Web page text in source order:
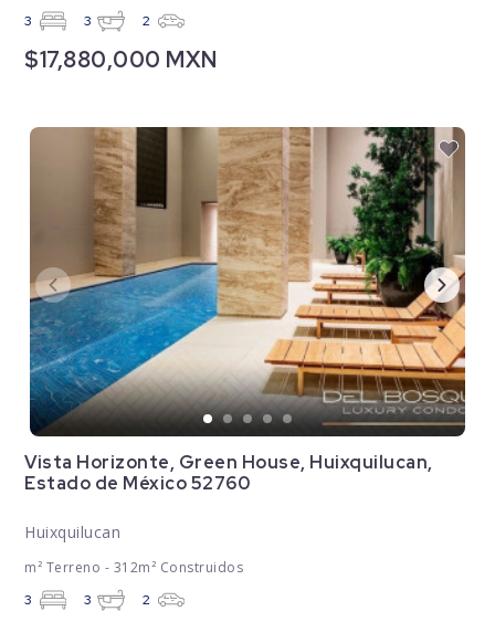
3 3 2
$17,880,000 MXN
Vista Horizonte, Green House, Huixquilucan,
Estado de México 52760
Huixquilucan
m² Terreno - 312m² Construidos
3 3 2